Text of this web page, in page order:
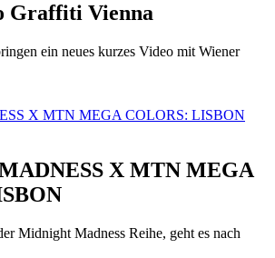
Graffiti Vienna
ein neues kurzes Video mit Wiener
X MTN MEGA COLORS: LISBON
X MTN MEGA
Midnight Madness Reihe, geht es nach